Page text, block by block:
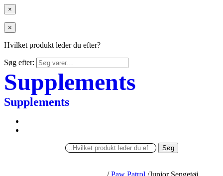
×
×
Hvilket produkt leder du efter?
Søg efter:
Supplements
Supplements
Søg
/ Paw Patrol /Junior Sengetøj